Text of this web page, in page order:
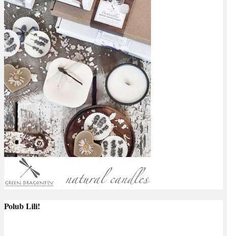
Polub Lili!